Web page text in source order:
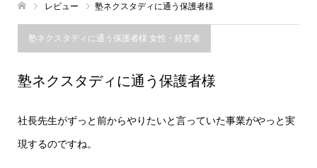
レビュー 塾ネクスタディに通う保護者様
塾ネクスタディに通う保護者様 女性・経営者
塾ネクスタディに通う保護者様
社長先生がずっと前からやりたいと言っていた事業がやっと実
現するのですね。